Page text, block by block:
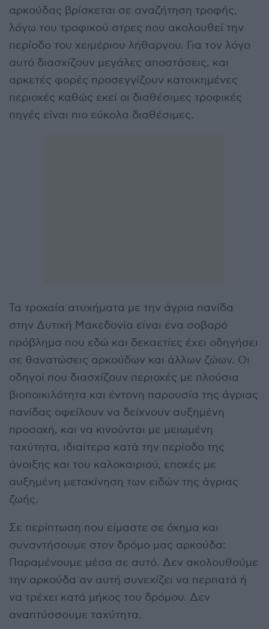
αρκούδας βρίσκεται σε αναζήτηση τροφής,
λόγω του τροφικού στρες που ακολουθεί την
περίοδο του χειμέριου λήθαργου. Για τον λόγο
αυτό διασχίζουν μεγάλες αποστάσεις, και
αρκετές φορές προσεγγίζουν κατοικημένες
περιοχές καθώς εκεί οι διαθέσιμες τροφικές
πηγές είναι πιο εύκολα διαθέσιμες.
Τα τροχαία ατυχήματα με την άγρια πανίδα
στην Δυτική Μακεδονία είναι ένα σοβαρό
πρόβλημα που εδώ και δεκαετίες έχει οδηγήσει
σε θανατώσεις αρκούδων και άλλων ζώων. Οι
οδηγοί που διασχίζουν περιοχές με πλούσια
βιοποικιλότητα και έντονη παρουσία της άγριας
πανίδας οφείλουν να δείχνουν αυξημένη
προσοχή, και να κινούνται με μειωμένη
ταχύτητα, ιδιαίτερα κατά την περίοδο της
άνοιξης και του καλοκαιριού, εποχές με
αυξημένη μετακίνηση των ειδών της άγριας
ζωής.
Σε περίπτωση που είμαστε σε όχημα και
συναντήσουμε στον δρόμο μας αρκούδα:
Παραμένουμε μέσα σε αυτό. Δεν ακολουθούμε
την αρκούδα αν αυτή συνεχίζει να περπατά ή
να τρέχει κατά μήκος του δρόμου. Δεν
αναπτύσσουμε ταχύτητα.